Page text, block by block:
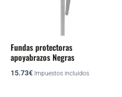
Fundas protectoras
apoyabrazos Negras
15.73€ Impuestos incluidos